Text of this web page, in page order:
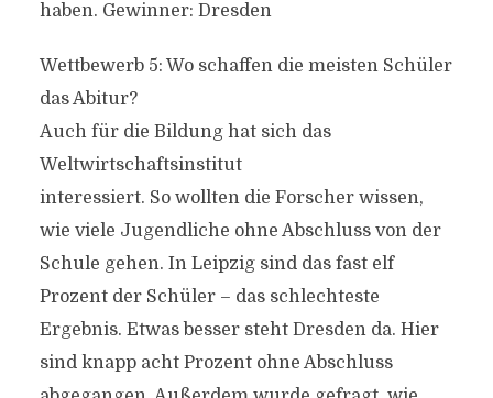
haben. Gewinner: Dresden
Wettbewerb 5: Wo schaffen die meisten Schüler
das Abitur?
Auch für die Bildung hat sich das
Weltwirtschaftsinstitut
interessiert. So wollten die Forscher wissen,
wie viele Jugendliche ohne Abschluss von der
Schule gehen. In Leipzig sind das fast elf
Prozent der Schüler – das schlechteste
Ergebnis. Etwas besser steht Dresden da. Hier
sind knapp acht Prozent ohne Abschluss